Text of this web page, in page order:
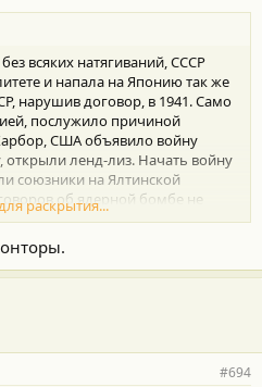
всяких натягиваний, СССР
и напала на Японию так же
нарушив договор, в 1941. Само
послужило причиной
США объявило войну
открыли ленд-лиз. Начать войну
союзники на Ялтинской
об ядерной бомбе не
территории собирались
даже с вступлением СССР
правильно, было за что. СССР
и повоевал 3 недели. По
часть Сахалина и
праздника в РФ ничего
окончания ВМВ, такой праздник
раскрытия...
#694